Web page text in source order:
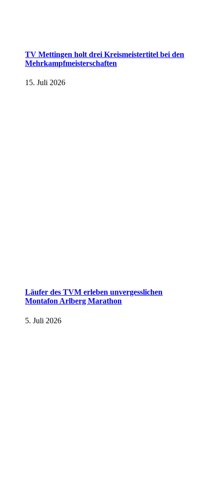
TV Mettingen holt drei Kreismeistertitel bei den
Mehrkampfmeisterschaften
15. Juli 2026
Läufer des TVM erleben unvergesslichen
Montafon Arlberg Marathon
5. Juli 2026